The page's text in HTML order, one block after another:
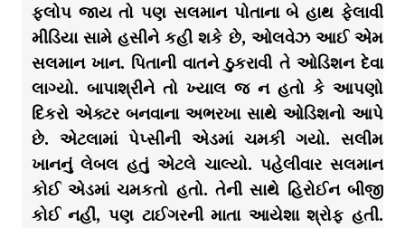
ફ્લોપ જાય તો પણ સલમાન પોતાના બે હાથ ફેલાવી
મીડિયા સામે હસીને કહી શકે છે, ઓલવેઝ આઈ એમ
સલમાન ખાન. પિતાની વાતને ઠુકરાવી તે ઓડિશન દેવા
લાગ્યો. બાપાશ્રીને તો ખ્યાલ જ ન હતો કે આપણો
દિકરો એક્ટર બનવાના અભરખા સાથે ઓડિશનો આપે
છે. એટલામાં પેપ્સીની એડમાં ચમકી ગયો. સલીમ
ખાનનું લેબલ હતું એટલે ચાલ્યો. પહેલીવાર સલમાન
કોઈ એડમાં ચમકતો હતો. તેની સાથે હિરોઈન બીજી
કોઈ નહીં, પણ ટાઈગરની માતા આયેશા શ્રોફ હતી.